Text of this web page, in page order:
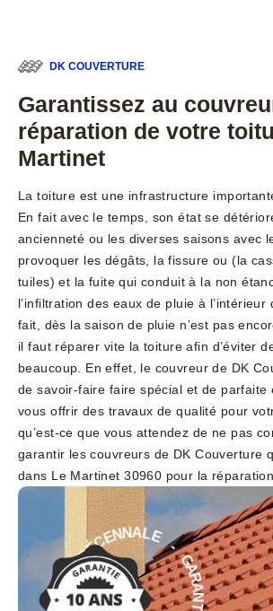
DK COUVERTURE
Garantissez au
réparation de votre
Martinet
La toiture est une infrastructure
En fait avec le temps, son état se
ancienneté ou les diverses saisons avec
provoquer les dégâts, la fissure ou (la
tuiles) et la fuite qui conduit à la non
l’infiltration des eaux de pluie à l’intérieur
fait, dès la saison de pluie n’est pas
il faut réparer vite la toiture afin d’éviter
beaucoup. En effet, le couvreur de DK
de savoir-faire faire spécial et de parfaite
vous offrir des travaux de qualité pour
qu’est-ce que vous attendez de ne pas
garantir les couvreurs de DK Couverture
dans Le Martinet 30960 pour la
E
D
É
C
E
N
NALE - GAR
A
N
T
I
E